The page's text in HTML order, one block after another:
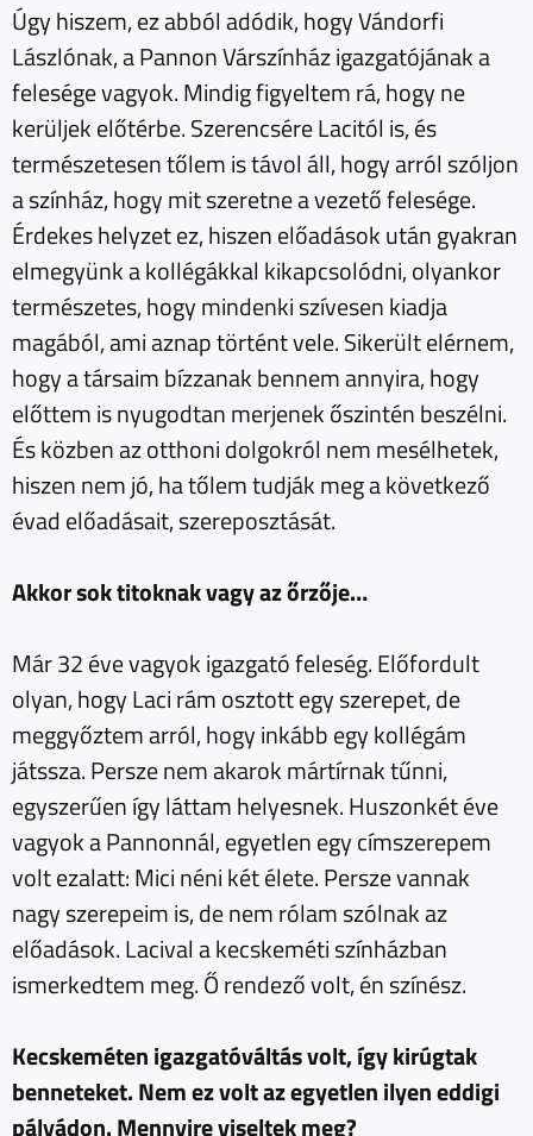
Úgy hiszem, ez abból adódik, hogy Vándorfi
Lászlónak, a Pannon Várszínház igazgatójának a
felesége vagyok. Mindig figyeltem rá, hogy ne
kerüljek előtérbe. Szerencsére Lacitól is, és
természetesen tőlem is távol áll, hogy arról szóljon
a színház, hogy mit szeretne a vezető felesége.
Érdekes helyzet ez, hiszen előadások után gyakran
elmegyünk a kollégákkal kikapcsolódni, olyankor
természetes, hogy mindenki szívesen kiadja
magából, ami aznap történt vele. Sikerült elérnem,
hogy a társaim bízzanak bennem annyira, hogy
előttem is nyugodtan merjenek őszintén beszélni.
És közben az otthoni dolgokról nem mesélhetek,
hiszen nem jó, ha tőlem tudják meg a következő
évad előadásait, szereposztását.
Akkor sok titoknak vagy az őrzője…
Már 32 éve vagyok igazgató feleség. Előfordult
olyan, hogy Laci rám osztott egy szerepet, de
meggyőztem arról, hogy inkább egy kollégám
játssza. Persze nem akarok mártírnak tűnni,
egyszerűen így láttam helyesnek. Huszonkét éve
vagyok a Pannonnál, egyetlen egy címszerepem
volt ezalatt: Mici néni két élete. Persze vannak
nagy szerepeim is, de nem rólam szólnak az
előadások. Lacival a kecskeméti színházban
ismerkedtem meg. Ő rendező volt, én színész.
Kecskeméten igazgatóváltás volt, így kirúgtak
benneteket. Nem ez volt az egyetlen ilyen eddigi
pályádon. Mennyire viseltek meg?